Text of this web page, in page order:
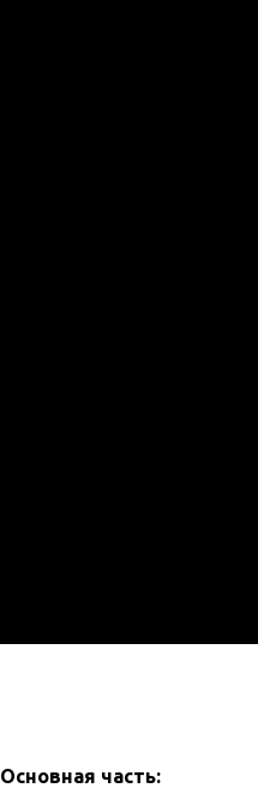
Основная часть: